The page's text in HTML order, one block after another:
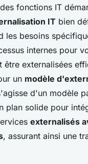
fonctions IT
IT bien
les besoins
internes pour
être externalisées
un modèle
d'un modèle
plan solide pour
externalisés
, assurant ainsi une